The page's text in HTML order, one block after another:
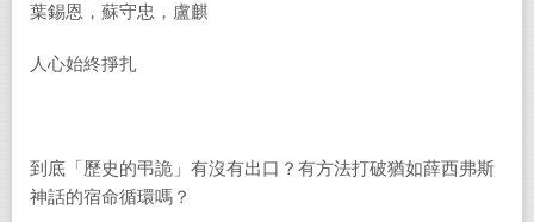
葉錫恩，蘇守忠，盧麒
人心始終掙扎
到底「歷史的弔詭」有沒有出口？有方法打破猶如薛西弗斯
神話的宿命循環嗎？